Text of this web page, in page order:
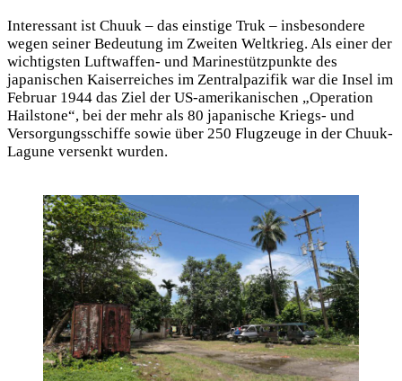
Interessant ist Chuuk – das einstige Truk – insbesondere
wegen seiner Bedeutung im Zweiten Weltkrieg. Als einer der
wichtigsten Luftwaffen- und Marinestützpunkte des
japanischen Kaiserreiches im Zentralpazifik war die Insel im
Februar 1944 das Ziel der US-amerikanischen „Operation
Hailstone“, bei der mehr als 80 japanische Kriegs- und
Versorgungsschiffe sowie über 250 Flugzeuge in der Chuuk-
Lagune versenkt wurden.